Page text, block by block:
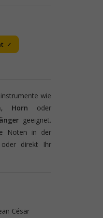
wie
, Horn oder
geeignet.
Noten in der
direkt Ihr
César